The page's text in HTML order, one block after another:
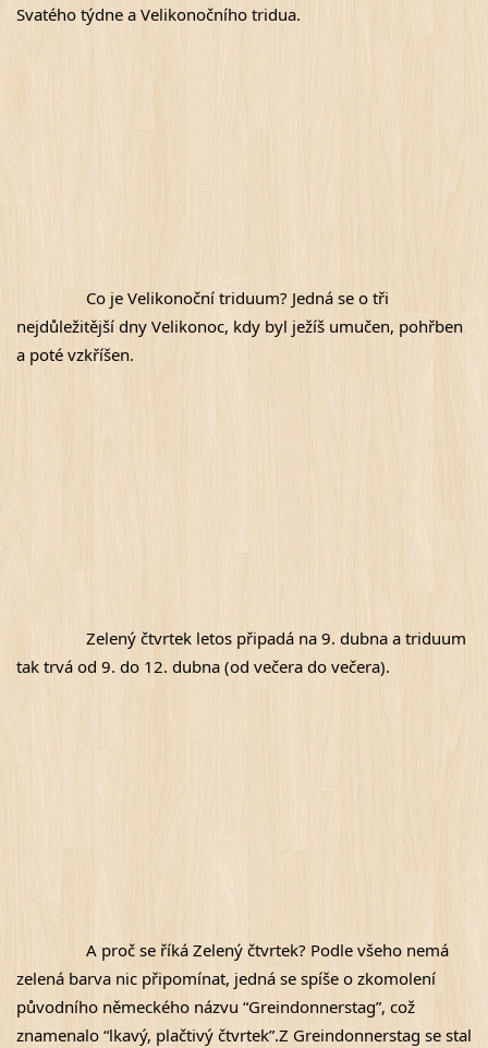
Svatého týdne a Velikonočního tridua.
Co je Velikonoční triduum? Jedná se o tři
nejdůležitější dny Velikonoc, kdy byl ježíš umučen, pohřben
a poté vzkříšen.
Zelený čtvrtek letos připadá na 9. dubna a triduum
tak trvá od 9. do 12. dubna (od večera do večera).
A proč se říká Zelený čtvrtek? Podle všeho nemá
zelená barva nic připomínat, jedná se spíše o zkomolení
původního německého názvu “Greindonnerstag”, což
znamenalo “lkavý, plačtivý čtvrtek”.Z Greindonnerstag se stal